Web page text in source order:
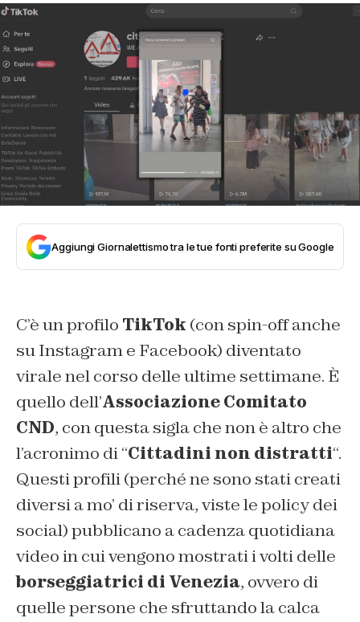
Aggiungi Giornalettismo tra le tue fonti preferite su Google
C’è un profilo TikTok (con spin-off anche
su Instagram e Facebook) diventato
virale nel corso delle ultime settimane. È
quello dell’Associazione Comitato
CND, con questa sigla che non è altro che
l’acronimo di “Cittadini non distratti“.
Questi profili (perché ne sono stati creati
diversi a mo’ di riserva, viste le policy dei
social) pubblicano a cadenza quotidiana
video in cui vengono mostrati i volti delle
borseggiatrici di Venezia, ovvero di
quelle persone che sfruttando la calca